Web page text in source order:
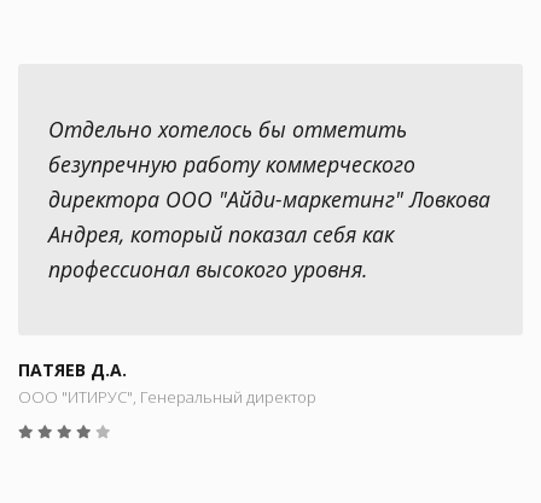
Отдельно хотелось бы отметить
безупречную работу коммерческого
директора ООО "Айди-маркетинг" Ловкова
Андрея, который показал себя как
профессионал высокого уровня.
ПАТЯЕВ Д.А.
ООО "ИТИРУС", Генеральный директор